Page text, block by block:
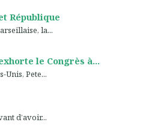
République
la...
le Congrès à...
Unis, Pete...
d’avoir...